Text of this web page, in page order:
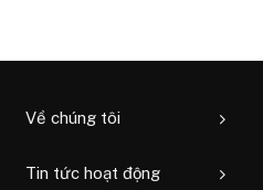
Về chúng tôi
Tin tức hoạt động